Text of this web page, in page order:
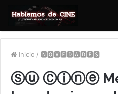
Inicio / 🅽🅾🆅🅴🅳🅰🅳🅴🆂
Ⓢⓤ Ⓒⓘⓝⓔ Mel